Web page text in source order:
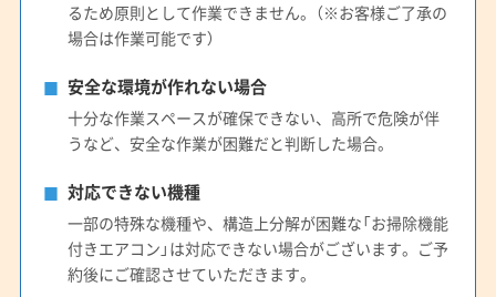
るため原則として作業できません。（※お客様ご了承の
場合は作業可能です）
安全な環境が作れない場合
十分な作業スペースが確保できない、高所で危険が伴
うなど、安全な作業が困難だと判断した場合。
対応できない機種
一部の特殊な機種や、構造上分解が困難な「お掃除機能
付きエアコン」は対応できない場合がございます。ご予
約後にご確認させていただきます。